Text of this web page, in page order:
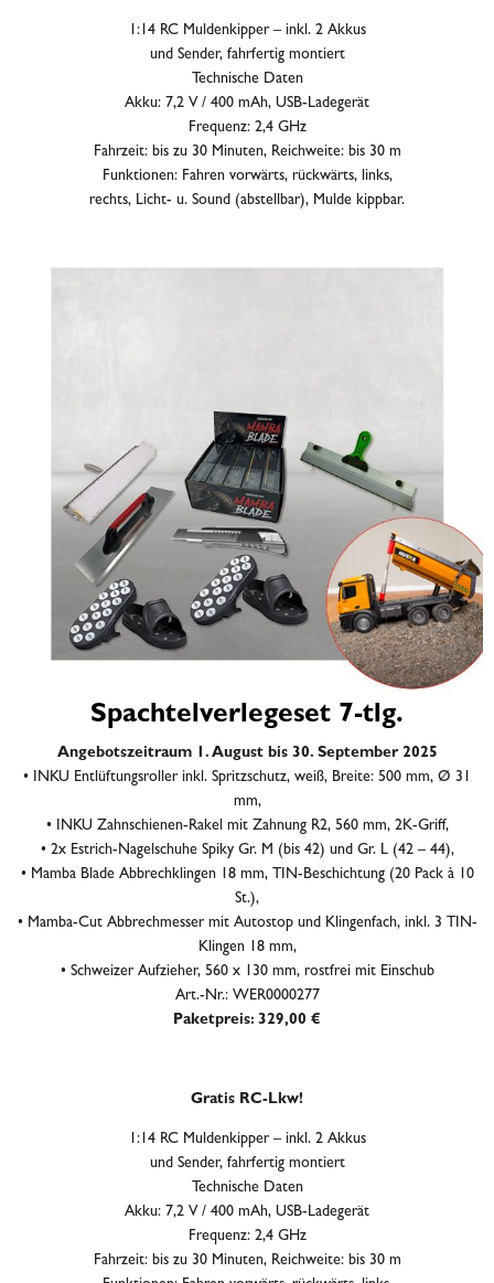
1:14 RC Muldenkipper – inkl. 2 Akkus
und Sender, fahrfertig montiert
Technische Daten
Akku: 7,2 V / 400 mAh, USB-Ladegerät
Frequenz: 2,4 GHz
Fahrzeit: bis zu 30 Minuten, Reichweite: bis 30 m
Funktionen: Fahren vorwärts, rückwärts, links,
rechts, Licht- u. Sound (abstellbar), Mulde kippbar.
Spachtelverlegeset 7-tlg.
Angebotszeitraum 1. August bis 30. September 2025
• INKU Entlüftungsroller inkl. Spritzschutz, weiß, Breite: 500 mm, Ø 31
mm,
• INKU Zahnschienen-Rakel mit Zahnung R2, 560 mm, 2K-Griff,
• 2x Estrich-Nagelschuhe Spiky Gr. M (bis 42) und Gr. L (42 – 44),
• Mamba Blade Abbrechklingen 18 mm, TIN-Beschichtung (20 Pack à 10
St.),
• Mamba-Cut Abbrechmesser mit Autostop und Klingenfach, inkl. 3 TIN-
Klingen 18 mm,
• Schweizer Aufzieher, 560 x 130 mm, rostfrei mit Einschub
Art.-Nr.: WER0000277
Paketpreis: 329,00 €
Gratis RC-Lkw!
1:14 RC Muldenkipper – inkl. 2 Akkus
und Sender, fahrfertig montiert
Technische Daten
Akku: 7,2 V / 400 mAh, USB-Ladegerät
Frequenz: 2,4 GHz
Fahrzeit: bis zu 30 Minuten, Reichweite: bis 30 m